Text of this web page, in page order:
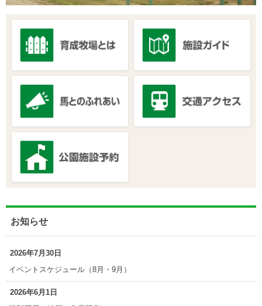
お知らせ
2026年7月30日
イベントスケジュール（8月・9月）
2026年6月1日